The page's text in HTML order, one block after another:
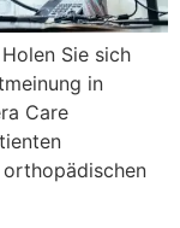
Sie sich
in
Care